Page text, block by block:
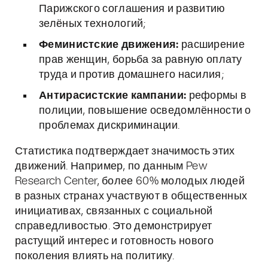
Парижского соглашения и развитию
зелёных технологий;
Феминистские движения: расширение
прав женщин, борьба за равную оплату
труда и против домашнего насилия;
Антирасистские кампании: реформы в
полиции, повышение осведомлённости о
проблемах дискриминации.
Статистика подтверждает значимость этих
движений. Например, по данным Pew
Research Center, более 60% молодых людей
в разных странах участвуют в общественных
инициативах, связанных с социальной
справедливостью. Это демонстрирует
растущий интерес и готовность нового
поколения влиять на политику.